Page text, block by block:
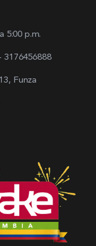
5:00 p.m.
3176456888
Funza